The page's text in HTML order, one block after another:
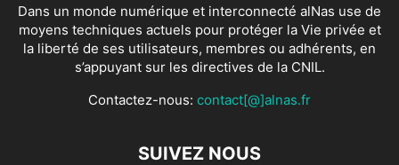
Dans un monde numérique et interconnecté alNas use de
moyens techniques actuels pour protéger la Vie privée et
la liberté de ses utilisateurs, membres ou adhérents, en
s’appuyant sur les directives de la CNIL.
Contactez-nous: contact[@]alnas.fr
SUIVEZ NOUS